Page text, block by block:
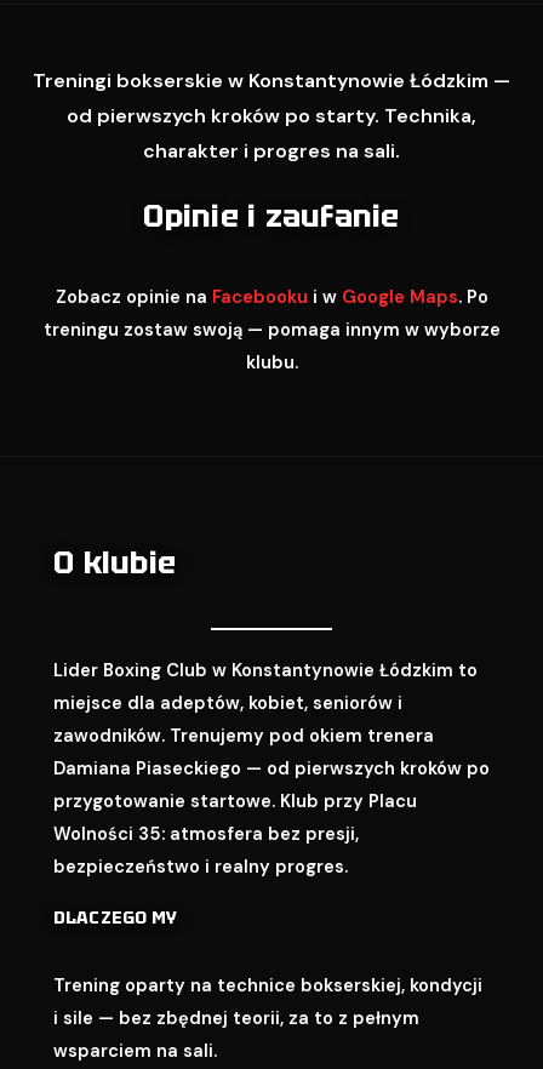
Treningi bokserskie w Konstantynowie Łódzkim —
od pierwszych kroków po starty. Technika,
charakter i progres na sali.
Opinie i zaufanie
Zobacz opinie na Facebooku i w Google Maps. Po
treningu zostaw swoją — pomaga innym w wyborze
klubu.
O klubie
Lider Boxing Club w Konstantynowie Łódzkim to
miejsce dla adeptów, kobiet, seniorów i
zawodników. Trenujemy pod okiem trenera
Damiana Piaseckiego — od pierwszych kroków po
przygotowanie startowe. Klub przy Placu
Wolności 35: atmosfera bez presji,
bezpieczeństwo i realny progres.
DLACZEGO MY
Trening oparty na technice bokserskiej, kondycji
i sile — bez zbędnej teorii, za to z pełnym
wsparciem na sali.